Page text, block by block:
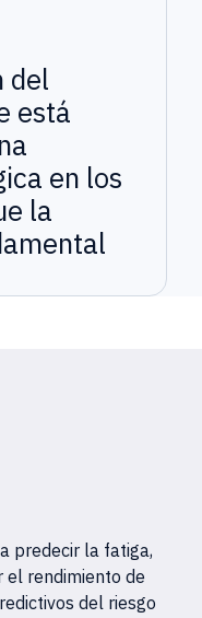
del
está
en los
la
predecir la fatiga,
el rendimiento de
del riesgo